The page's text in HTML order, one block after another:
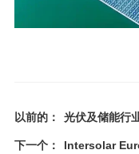
以前的： 光伏及储能行
下一个： Intersolar